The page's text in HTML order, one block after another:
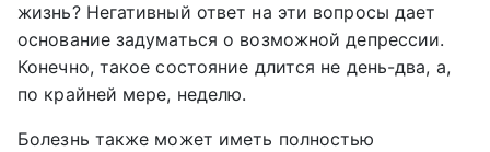
жизнь? Негативный ответ на эти вопросы дает
основание задуматься о возможной депрессии.
Конечно, такое состояние длится не день-два, а,
по крайней мере, неделю.
Болезнь также может иметь полностью